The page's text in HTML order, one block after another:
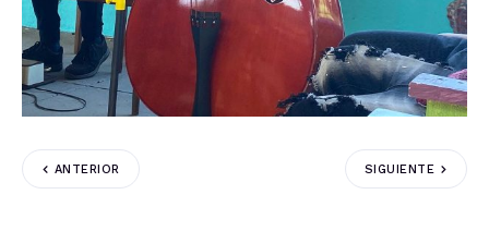
ANTERIOR SIGUIENTE